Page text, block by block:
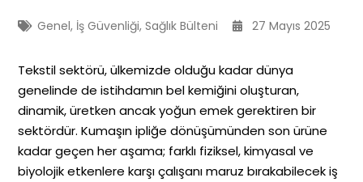
Genel, İş Güvenliği,Sağlık Bülteni 27 Mayıs 2025
Tekstil sektörü, ülkemizde olduğu kadar dünya
genelinde de istihdamın bel kemiğini oluşturan,
dinamik, üretken ancak yoğun emek gerektiren bir
sektördür. Kumaşın ipliğe dönüşümünden son ürüne
kadar geçen her aşama; farklı fiziksel, kimyasal ve
biyolojik etkenlere karşı çalışanı maruz bırakabilecek iş